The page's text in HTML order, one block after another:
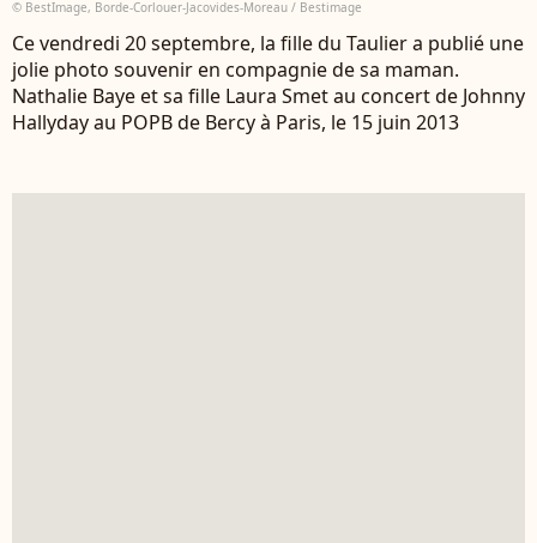
© BestImage, Borde-Corlouer-Jacovides-Moreau / Bestimage
Ce vendredi 20 septembre, la fille du Taulier a publié une
jolie photo souvenir en compagnie de sa maman.
Nathalie Baye et sa fille Laura Smet au concert de Johnny
Hallyday au POPB de Bercy à Paris, le 15 juin 2013